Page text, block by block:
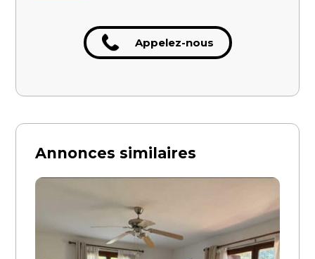
Appelez-nous
Annonces similaires